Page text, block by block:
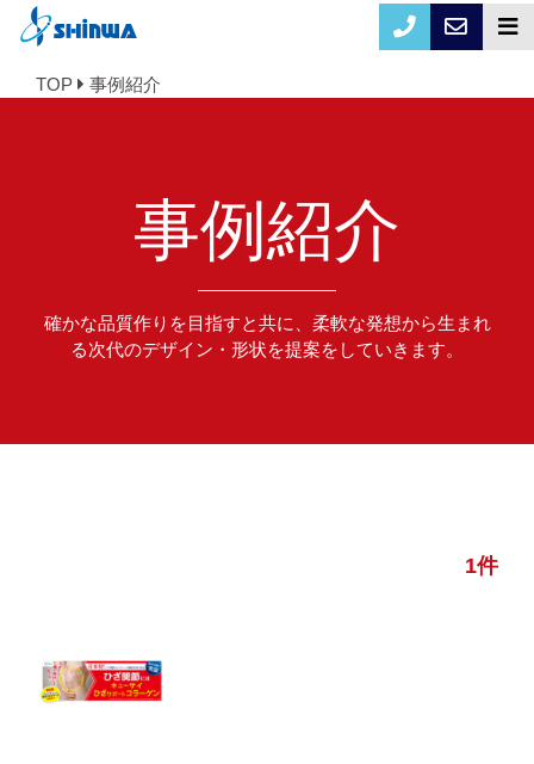
TOP 事例紹介
事例紹介
確かな品質作りを目指すと共に、柔軟な発想から生まれ
る次代のデザイン・形状を提案をしていきます。
1件